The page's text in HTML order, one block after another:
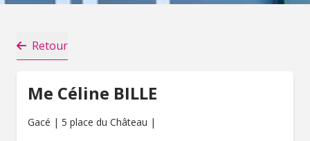
Retour
Me Céline BILLE
Gacé | 5 place du Château |